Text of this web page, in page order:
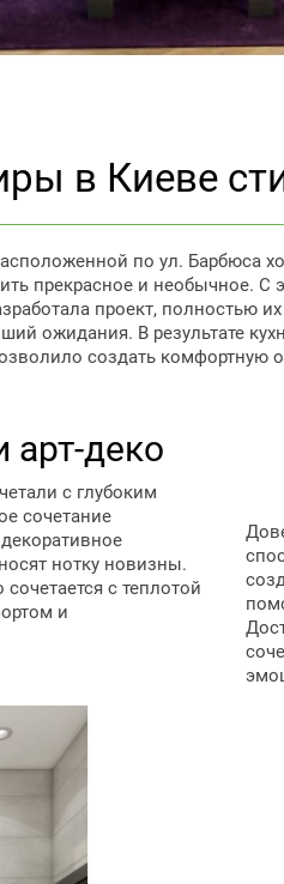
в Киеве
по ул. Барбюса
прекрасное и необычное. С
проект, полностью
ожидания. В результате
создать
арт-деко
с глубоким
сочетание
нотку новизны.
с теплотой
и